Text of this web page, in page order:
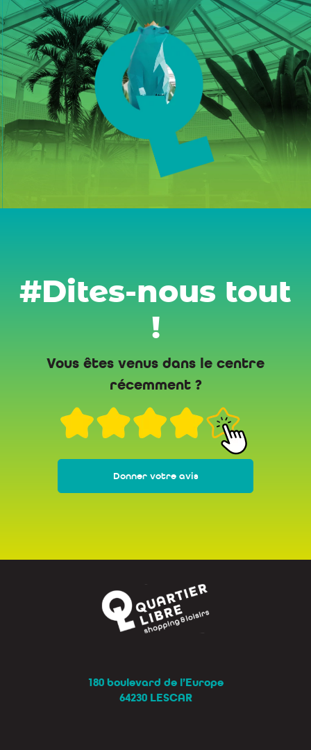
#Dites-nous tout
!
Vous êtes venus dans le centre
récemment ?
Donner votre avis
180 boulevard de l’Europe
64230 LESCAR